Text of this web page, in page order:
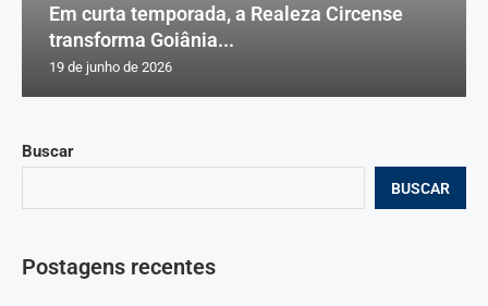
Buscar
BUSCAR
Postagens recentes
Em curta temporada, a Realeza Circense
transforma Goiânia...
19 de junho de 2026